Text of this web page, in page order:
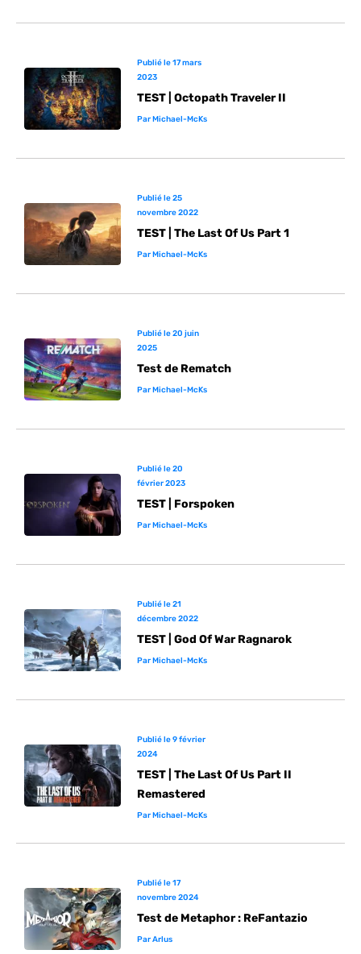
Publié le17 mars
2023
TEST | Octopath Traveler II
ParMichael-McKs
Publié le25
novembre 2022
TEST | The Last Of Us Part 1
ParMichael-McKs
Publié le20 juin
2025
Test de Rematch
ParMichael-McKs
Publié le20
février 2023
TEST | Forspoken
ParMichael-McKs
Publié le21
décembre 2022
TEST | God Of War Ragnarok
ParMichael-McKs
Publié le9 février
2024
TEST | The Last Of Us Part II
Remastered
ParMichael-McKs
Publié le17
novembre 2024
Test de Metaphor : ReFantazio
ParArlus